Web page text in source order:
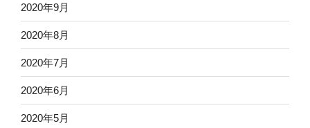
2020年9月
2020年8月
2020年7月
2020年6月
2020年5月